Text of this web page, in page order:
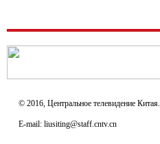
© 2016, Центральное телевидение Китая.
E-mail: liusiting@staff.cntv.cn